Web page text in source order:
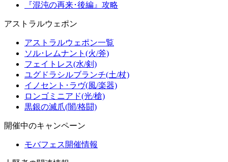
『混沌の再来･後編』攻略
アストラルウェポン
アストラルウェポン一覧
ソル･レムナント(火/斧)
フェイトレス(水/剣)
ユグドラシルブランチ(土/杖)
イノセント･ラヴ(風/楽器)
ロンゴミニアド(光/槍)
黒銀の滅爪(闇/格闘)
開催中のキャンペーン
モバフェス開催情報